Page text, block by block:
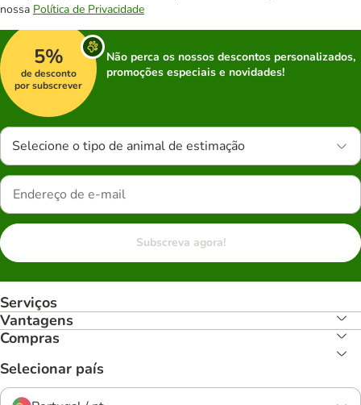
nossa Política de Privacidade
5%
de desconto
por subscrever
Não perca os nossos descontos personalizados,
promoções especiais e novidades!
Selecione o tipo de animal de estimação
Subscreva agora!
Serviços
Vantagens
Compras
Selecionar país